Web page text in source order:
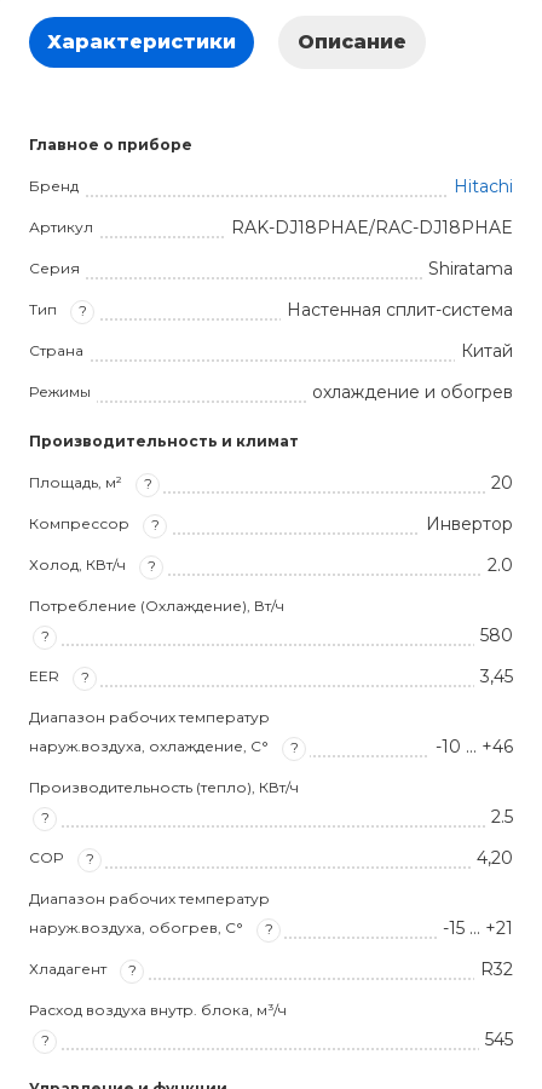
Характеристики Описание
Главное о приборе
Бренд Hitachi
Артикул RAK-DJ18PHAE/RAC-DJ18PHAE
Серия Shiratama
Тип ? Настенная сплит-система
Страна Китай
Режимы охлаждение и обогрев
Производительность и климат
Площадь, м² ? 20
Компрессор ? Инвертор
Холод, КВт/ч ? 2.0
Потребление (Охлаждение), Вт/ч
?
580
EER ? 3,45
Диапазон рабочих температур
наруж.воздуха, охлаждение, С°
? -10 … +46
Производительность (тепло), КВт/ч
?
2.5
COP ? 4,20
Диапазон рабочих температур
наруж.воздуха, обогрев, С°
? -15 … +21
Хладагент ? R32
Расход воздуха внутр. блока, м³/ч
?
545